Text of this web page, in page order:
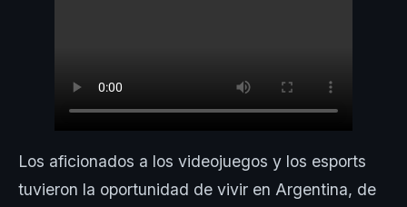
Los aficionados a los videojuegos y los esports
tuvieron la oportunidad de vivir en Argentina, de